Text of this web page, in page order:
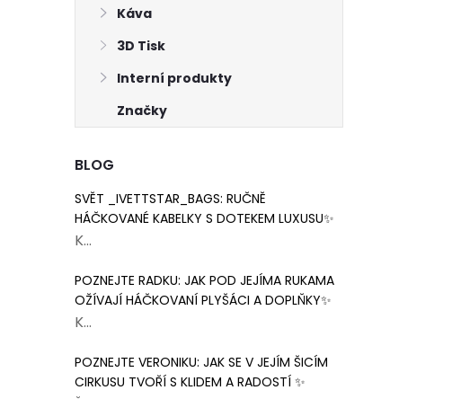
Káva
3D Tisk
Interní produkty
Značky
BLOG
SVĚT _IVETTSTAR_BAGS: RUČNĚ
HÁČKOVANÉ KABELKY S DOTEKEM LUXUSU✨
K...
POZNEJTE RADKU: JAK POD JEJÍMA RUKAMA
OŽÍVAJÍ HÁČKOVANÍ PLYŠÁCI A DOPLŇKY✨
K...
POZNEJTE VERONIKU: JAK SE V JEJÍM ŠICÍM
CIRKUSU TVOŘÍ S KLIDEM A RADOSTÍ ✨